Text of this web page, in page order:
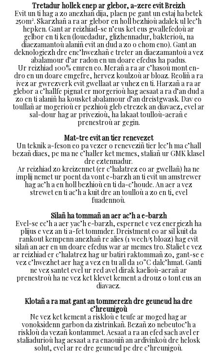
Tretadur hollek enep ar glebor, a-zere evit Breizh
Evit un ti hag a zo anezhañ dija, plaen pe gant un estaj ha betek
250m². Skarzhañ a ra ar glebor en holl bezhioù adalek ul lec’h
hepken. Gant ar reizhiad-se n’eus ket eus gwallefedoù ar
gelbor en ti ken (louedadur, glizhennadur, bakterioù, na
diaezamantoù alaniñ evit an dud a zo o chom eno). Gant an
deknologiezh dre enc’hwezhañ e treter an diaezamantoù a vez
abalamour d’ar radon en un doare efedus ha padus.
Ur reizhiad 100% emren eo. Merañ a ra ar c’hasoù mont en-
dro en un doare emgefre, hervez koulzoù ar bloaz. Reoliñ a ra
ivez ar gwrezverk evit gwellaat ar vuhez en ti. Harzañ a ra ar
glebor a c’hallfe pignat er morgerioù hag aesaat a ra d’an dud a
zo en ti alaniñ ha kousket abalamour d’an dreistgwask. Dav eo
toullañ ar mogerioù er pezhioù gleb etrezek an diavaez, evel ar
sal-dour hag ar privezioù, ha lakaat toulloù-aerañ e
prenestroù ar gegin.
Mat-tre evit an tier renevezet
Un teknik a-feson eo pa vezer o reneveziñ tier lec’h ma c’hall
bezañ diaes, pe ma ne c’haller ket memes, staliañ ur GMK klasel
dre eztennadur.
Ar reizhiad zo kreizennet (er c’halatrez eo ar gwellañ) ha ne
implij nemet ur poent da vont e-barzh an ti evit un amstrewer
hag ac’h a en holl bezhioù en ti da-c’houde. An aer a vez
strewet en ti ac’h a kuit dre an toulloù a zo en ti, evel
fuadennoù.
Silañ ha tommañ an aer ac’h a e-barzh
Evel-se ec’h a aer yac’h e-barzh, espernet e vez energiezh ha
plijus e vez an ti a-fet tommder. Dreistment eo ar sil kuit da
rankout kempenn anezhañ re alies (1 wech/5 bloaz) hag evit
silañ an aer en un doare efedus war ar memes tro. Staliet e vez
ar reizhiad er c’halatrez hag ur batiri raktommañ zo, gant-se e
vez c’hwezhet aer hag a vez en tu all da 10°C dalc’hmat. Ganti
ne vez santet evel ur red avel dirak kaelioù-aerañ ar
prenestroù ha ne vez ket klevet kement a drouz o tont eus an
diavaez.
Klotañ a ra mat gant an tommerezh dre geuneud ha dre
c’hreunigoù
Ne vez ket kement a riskloù e teufe ar moged hag ar
vonoksidenn garbon da zistrinkañ. Bezañ zo nebeutoc’h a
riskloù da vezañ kontammet. Aesaat a ra an efed sach avel er
staliadurioù hag aesaat a ra enaouiñ an ardivinkoù dre helosk
solut, evel ar re dre geuneud pe dre c’hreunigoù.